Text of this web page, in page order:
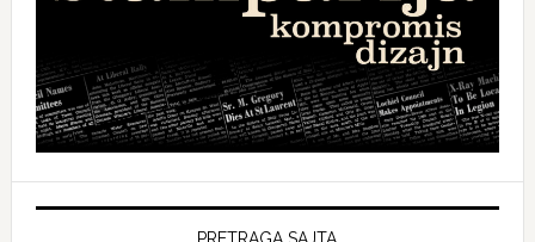
PRETRAGA SAJTA